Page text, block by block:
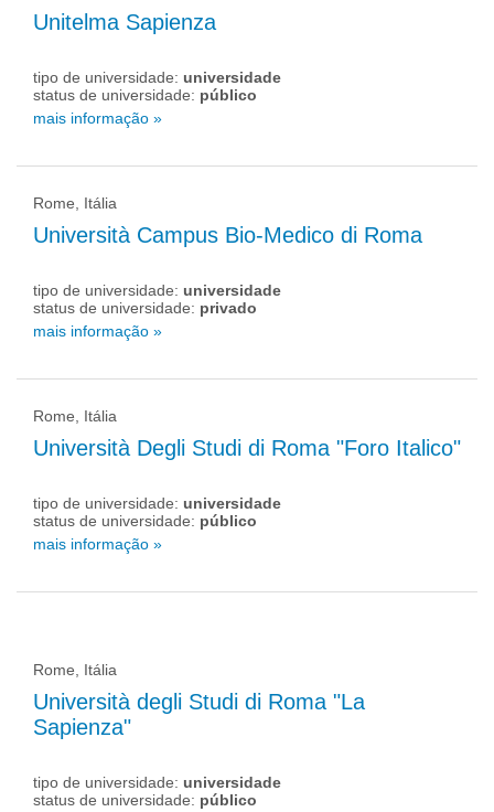
Unitelma Sapienza
tipo de universidade: universidade
status de universidade: público
mais informação »
Rome, Itália
Università Campus Bio-Medico di Roma
tipo de universidade: universidade
status de universidade: privado
mais informação »
Rome, Itália
Università Degli Studi di Roma "Foro Italico"
tipo de universidade: universidade
status de universidade: público
mais informação »
Rome, Itália
Università degli Studi di Roma "La
Sapienza"
tipo de universidade: universidade
status de universidade: público